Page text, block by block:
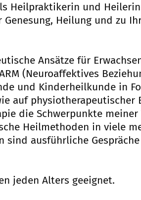
Heilpraktikerin und
Heilung und zu
Ansätze für
(Neuroaffektives
und Kinderheilkunde in
auf physiotherapeutischer
die Schwerpunkte meiner
Heilmethoden in viele
ausführliche
jeden Alters geeignet.